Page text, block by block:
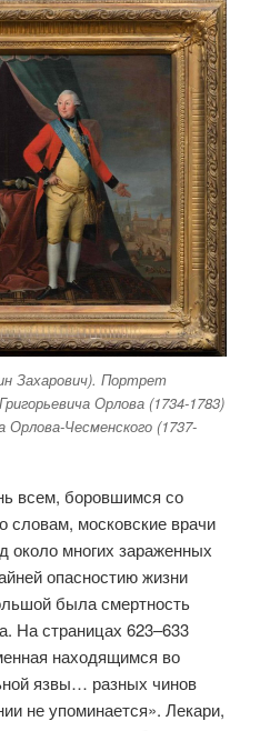
Захарович). Портрет
Орлова (1734-1783)
Орлова-Чесменского (1737-
всем, боровшимся со
словам, московские врачи
около многих зараженных
опасностию жизни
была смертность
На страницах 623–633
находящимся во
язвы… разных чинов
не упоминается». Лекари,